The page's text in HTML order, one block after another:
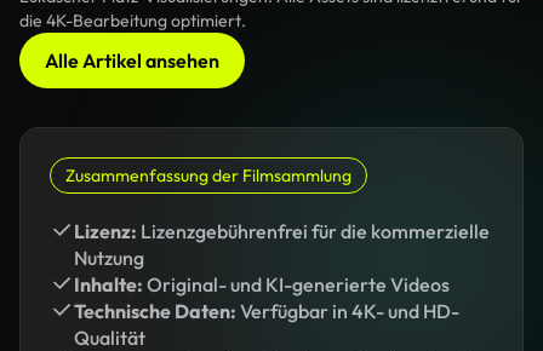
die 4K-Bearbeitung optimiert.
Alle Artikel ansehen
Zusammenfassung der Filmsammlung
Lizenz: Lizenzgebührenfrei für die kommerzielle
Nutzung
Inhalte: Original- und KI-generierte Videos
Technische Daten: Verfügbar in 4K- und HD-
Qualität